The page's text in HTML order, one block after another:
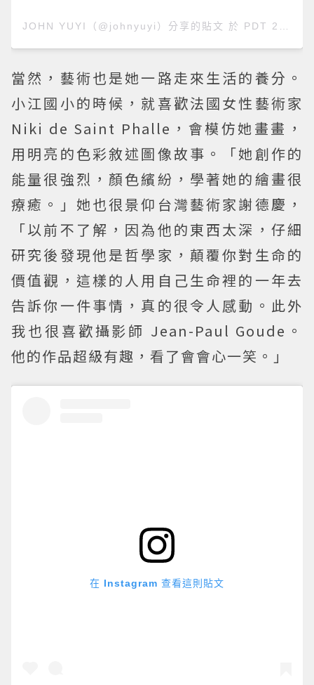
JOHN YUYI（@johnyuyi）分享的貼文 於 PDT 2018 年 9月 月 23 日 上午 8:18
當然，藝術也是她一路走來生活的養分。
小江國小的時候，就喜歡法國女性藝術家
Niki de Saint Phalle，會模仿她畫畫，
用明亮的色彩敘述圖像故事。「她創作的
能量很強烈，顏色繽紛，學著她的繪畫很
療癒。」她也很景仰台灣藝術家謝德慶，
「以前不了解，因為他的東西太深，仔細
研究後發現他是哲學家，顛覆你對生命的
價值觀，這樣的人用自己生命裡的一年去
告訴你一件事情，真的很令人感動。此外
我也很喜歡攝影師 Jean-Paul Goude。
他的作品超級有趣，看了會會心一笑。」
在 Instagram 查看這則貼文